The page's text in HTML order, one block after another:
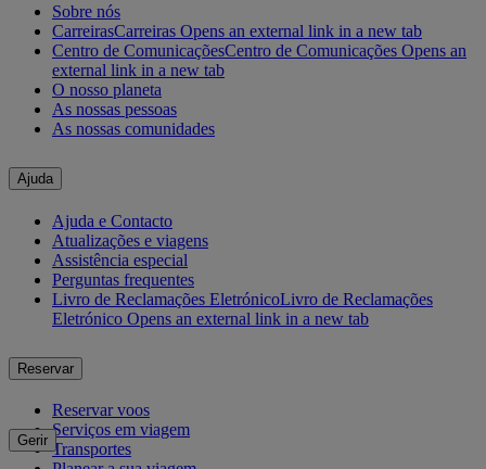
Sobre nós
CarreirasCarreiras Opens an external link in a new tab
Centro de ComunicaçõesCentro de Comunicações Opens an
external link in a new tab
O nosso planeta
As nossas pessoas
As nossas comunidades
Ajuda
Ajuda e Contacto
Atualizações e viagens
Assistência especial
Perguntas frequentes
Livro de Reclamações EletrónicoLivro de Reclamações
Eletrónico Opens an external link in a new tab
Reservar
Reservar voos
Serviços em viagem
Transportes
Gerir